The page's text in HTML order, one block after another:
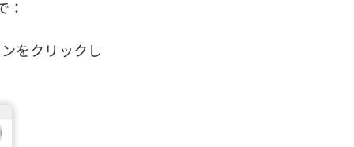
：
をクリックし